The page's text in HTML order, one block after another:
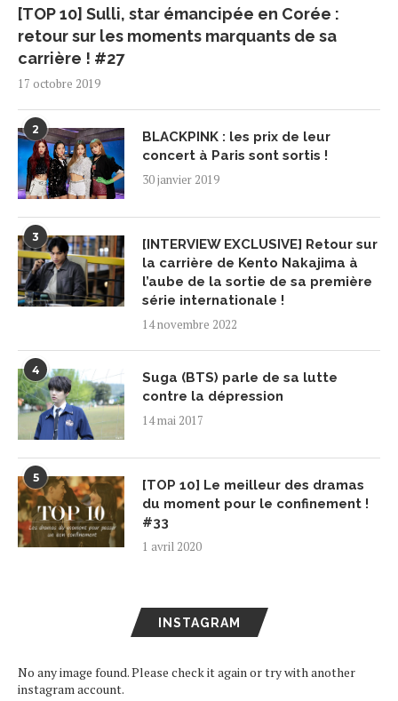
[TOP 10] Sulli, star émancipée en Corée :
retour sur les moments marquants de sa
carrière ! #27
17 octobre 2019
2
BLACKPINK : les prix de leur
concert à Paris sont sortis !
30 janvier 2019
3
[INTERVIEW EXCLUSIVE] Retour sur
la carrière de Kento Nakajima à
l’aube de la sortie de sa première
série internationale !
14 novembre 2022
4
Suga (BTS) parle de sa lutte
contre la dépression
14 mai 2017
5
[TOP 10] Le meilleur des dramas
du moment pour le confinement !
#33
1 avril 2020
INSTAGRAM
No any image found. Please check it again or try with another
instagram account.